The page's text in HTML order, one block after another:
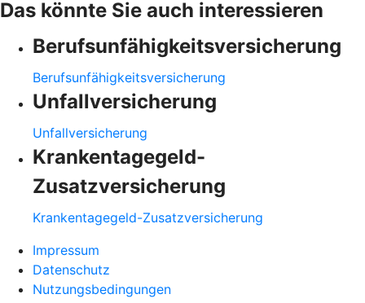
Das könnte Sie auch interessieren
Berufsunfähigkeitsversicherung
Berufsunfähigkeitsversicherung
Unfallversicherung
Unfallversicherung
Krankentagegeld-
Zusatzversicherung
Krankentagegeld-Zusatzversicherung
Impressum
Datenschutz
Nutzungsbedingungen